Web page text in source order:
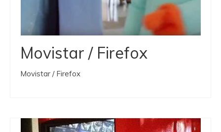
Movistar / Firefox
Movistar / Firefox